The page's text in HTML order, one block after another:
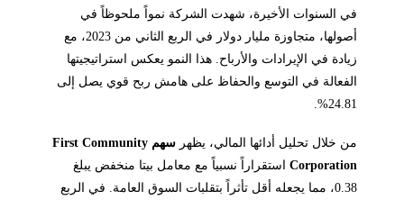
في السنوات الأخيرة، شهدت الشركة نمواً ملحوظاً في
أصولها، متجاوزة مليار دولار في الربع الثاني من 2023، مع
زيادة في الإيرادات والأرباح. هذا النمو يعكس استراتيجيتها
الفعالة في التوسع والحفاظ على هامش ربح قوي يصل إلى
24.81%.
من خلال تحليل أدائها المالي، يظهر
سهم First Community
Corporationاستقراراً نسبياً مع معامل بيتا منخفض يبلغ
0.38، مما يجعله أقل تأثراً بتقلبات السوق العامة. في الربع